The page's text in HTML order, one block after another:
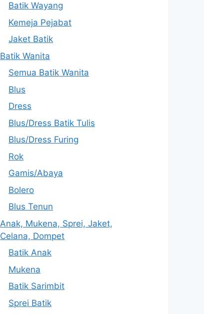
Batik Wayang
Kemeja Pejabat
Jaket Batik
Batik Wanita
Semua Batik Wanita
Blus
Dress
Blus/Dress Batik Tulis
Blus/Dress Furing
Rok
Gamis/Abaya
Bolero
Blus Tenun
Anak, Mukena, Sprei, Jaket,
Celana, Dompet
Batik Anak
Mukena
Batik Sarimbit
Sprei Batik